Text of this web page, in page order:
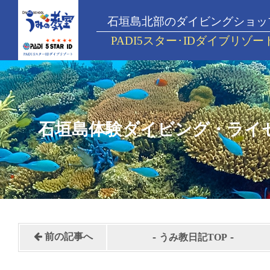
石垣島北部のダイビングショッ
PADI5スター･IDダイブリゾー
石垣島体験ダイビング・ライ
前の記事へ - うみ教日記TOP -